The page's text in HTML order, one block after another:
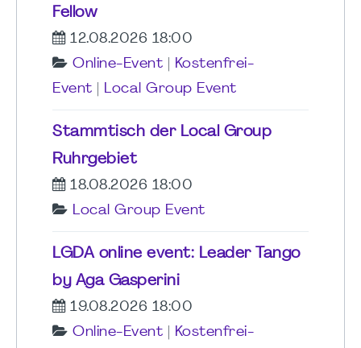
Fellow
12.08.2026 18:00
Online-Event
Kostenfrei-
Event
Local Group Event
Stammtisch der Local Group
Ruhrgebiet
18.08.2026 18:00
Local Group Event
LGDA online event: Leader Tango
by Aga Gasperini
19.08.2026 18:00
Online-Event
Kostenfrei-